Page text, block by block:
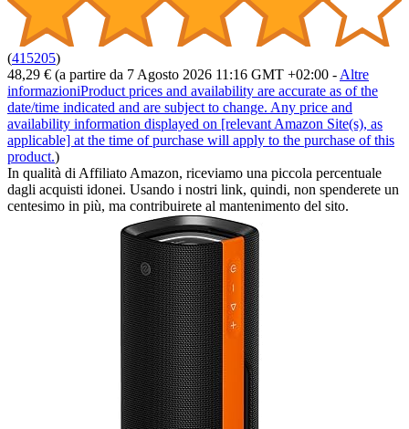
(415205)
48,29 € (a partire da 7 Agosto 2026 11:16 GMT +02:00 - Altre
informazioniProduct prices and availability are accurate as of the
date/time indicated and are subject to change. Any price and
availability information displayed on [relevant Amazon Site(s), as
applicable] at the time of purchase will apply to the purchase of this
product.)
In qualità di Affiliato Amazon, riceviamo una piccola percentuale
dagli acquisti idonei. Usando i nostri link, quindi, non spenderete un
centesimo in più, ma contribuirete al mantenimento del sito.